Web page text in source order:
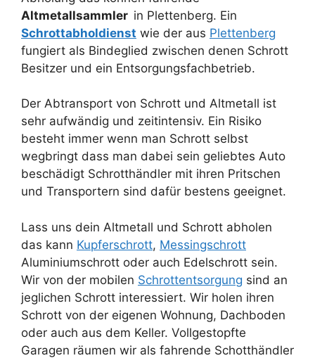
Altmetallsammler in Plettenberg. Ein
Schrottabholdienst wie der aus Plettenberg
fungiert als Bindeglied zwischen denen Schrott
Besitzer und ein Entsorgungsfachbetrieb.
Der Abtransport von Schrott und Altmetall ist
sehr aufwändig und zeitintensiv. Ein Risiko
besteht immer wenn man Schrott selbst
wegbringt dass man dabei sein geliebtes Auto
beschädigt Schrotthändler mit ihren Pritschen
und Transportern sind dafür bestens geeignet.
Lass uns dein Altmetall und Schrott abholen
das kann Kupferschrott, Messingschrott
Aluminiumschrott oder auch Edelschrott sein.
Wir von der mobilen Schrottentsorgung sind an
jeglichen Schrott interessiert. Wir holen ihren
Schrott von der eigenen Wohnung, Dachboden
oder auch aus dem Keller. Vollgestopfte
Garagen räumen wir als fahrende Schotthändler